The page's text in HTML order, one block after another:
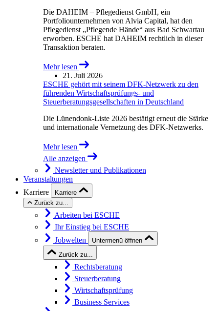
Die DAHEIM – Pflegedienst GmbH, ein
Portfoliounternehmen von Alvia Capital, hat den
Pflegedienst „Pflegende Hände“ aus Bad Schwartau
erworben. ESCHE hat DAHEIM rechtlich in dieser
Transaktion beraten.
Mehr lesen
21. Juli 2026
ESCHE gehört mit seinem DFK-Netzwerk zu den
führenden Wirtschaftsprüfungs- und
Steuerberatungsgesellschaften in Deutschland
Die Lünendonk-Liste 2026 bestätigt erneut die Stärke
und internationale Vernetzung des DFK-Netzwerks.
Mehr lesen
Alle anzeigen
Newsletter und Publikationen
Veranstaltungen
Karriere
Karriere
Zurück zu...
Arbeiten bei ESCHE
Ihr Einstieg bei ESCHE
Jobwelten
Untermenü öffnen
Zurück zu...
Rechtsberatung
Steuerberatung
Wirtschaftsprüfung
Business Services